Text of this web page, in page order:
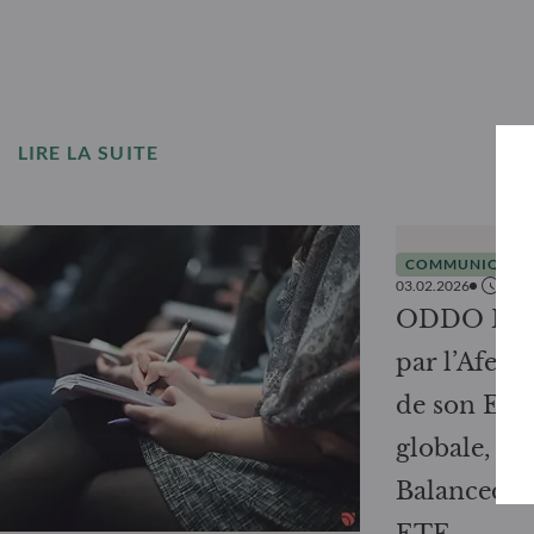
LIRE LA SUITE
COMMUNIQUÉS
03.02.2026
ODDO
par l’Afer
de son
globale,
Balanced